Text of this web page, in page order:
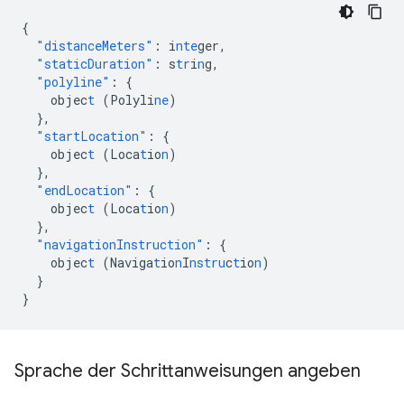
{
"distanceMeters" : integer,
"staticDuration" : string,
"polyline" :
{
object (Polyline)
},
"startLocation" :
{
object (Location)
},
"endLocation" :
{
object (Location)
},
"navigationInstruction" :
{
object (NavigationInstruction)
}
}
Sprache der Schrittanweisungen angeben